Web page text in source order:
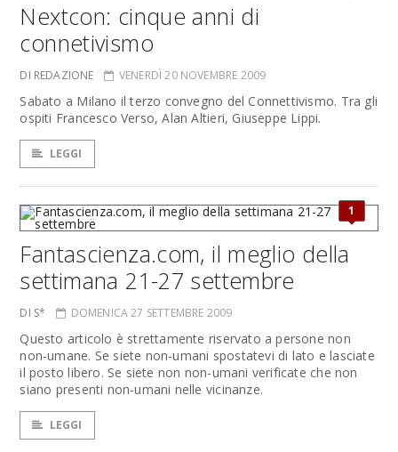
Nextcon: cinque anni di
connetivismo
DI REDAZIONE VENERDÌ 20 NOVEMBRE 2009
Sabato a Milano il terzo convegno del Connettivismo. Tra gli
ospiti Francesco Verso, Alan Altieri, Giuseppe Lippi.
LEGGI
1
Fantascienza.com, il meglio della
settimana 21-27 settembre
DI S* DOMENICA 27 SETTEMBRE 2009
Questo articolo è strettamente riservato a persone non
non-umane. Se siete non-umani spostatevi di lato e lasciate
il posto libero. Se siete non non-umani verificate che non
siano presenti non-umani nelle vicinanze.
LEGGI